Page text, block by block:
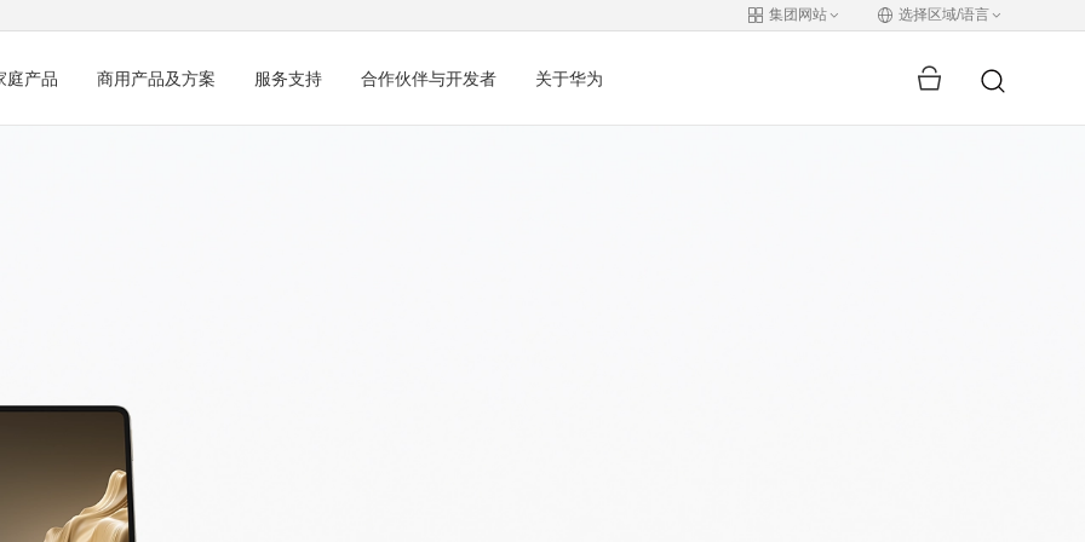
集团网站 选择区域/语言
庭产品 商用产品及方案 服务支持 合作伙伴与开发者 关于华为